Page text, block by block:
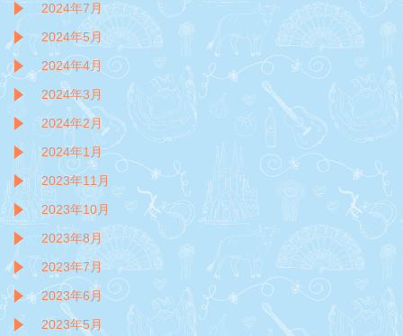
2024年7月
2024年5月
2024年4月
2024年3月
2024年2月
2024年1月
2023年11月
2023年10月
2023年8月
2023年7月
2023年6月
2023年5月